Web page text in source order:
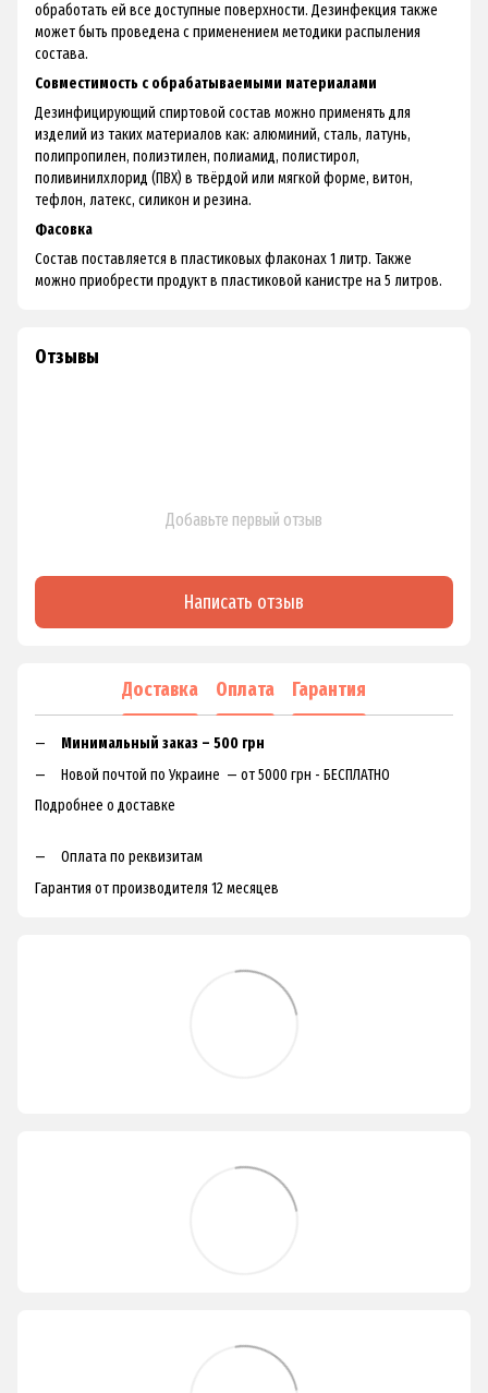
обработать ей все доступные поверхности. Дезинфекция также
может быть проведена с применением методики распыления
состава.
Совместимость с обрабатываемыми материалами
Дезинфицирующий спиртовой состав можно применять для
изделий из таких материалов как: алюминий, сталь, латунь,
полипропилен, полиэтилен, полиамид, полистирол,
поливинилхлорид (ПВХ) в твёрдой или мягкой форме, витон,
тефлон, латекс, силикон и резина.
Фасовка
Состав поставляется в пластиковых флаконах 1 литр. Также
можно приобрести продуктв пластиковой канистре на 5 литров.
Отзывы
Добавьте первый отзыв
Написать отзыв
Доставка Оплата Гарантия
Минимальный заказ – 500 грн
Новой почтой по Украине — от 5000 грн - БЕСПЛАТНО
Подробнее о доставке
Оплата по реквизитам
Гарантия от производителя 12 месяцев